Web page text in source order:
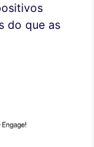
do que as